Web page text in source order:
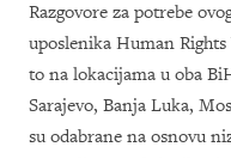
Razgovore za potrebe
uposlenika Human
to na lokacijama u oba
Sarajevo, Banja Luka,
su odabrane na osnovu